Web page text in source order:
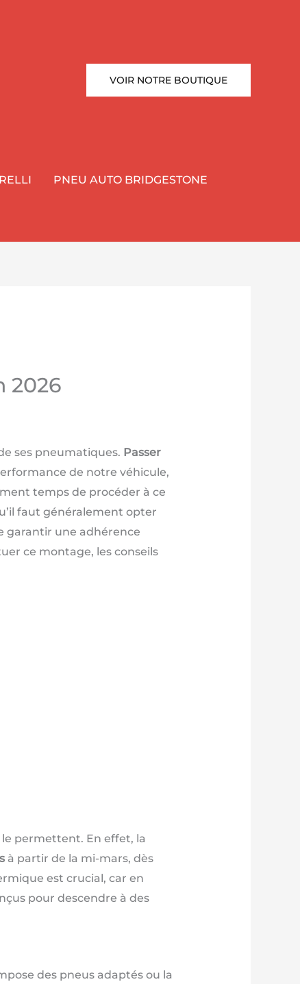
VOIR NOTRE BOUTIQUE
PNEU AUTO BRIDGESTONE
2026
ses pneumatiques. Passer
de notre véhicule,
temps de procéder à ce
faut généralement opter
garantir une adhérence
ce montage, les conseils
permettent. En effet, la
à partir de la mi-mars, dès
est crucial, car en
pour descendre à des
des pneus adaptés ou la